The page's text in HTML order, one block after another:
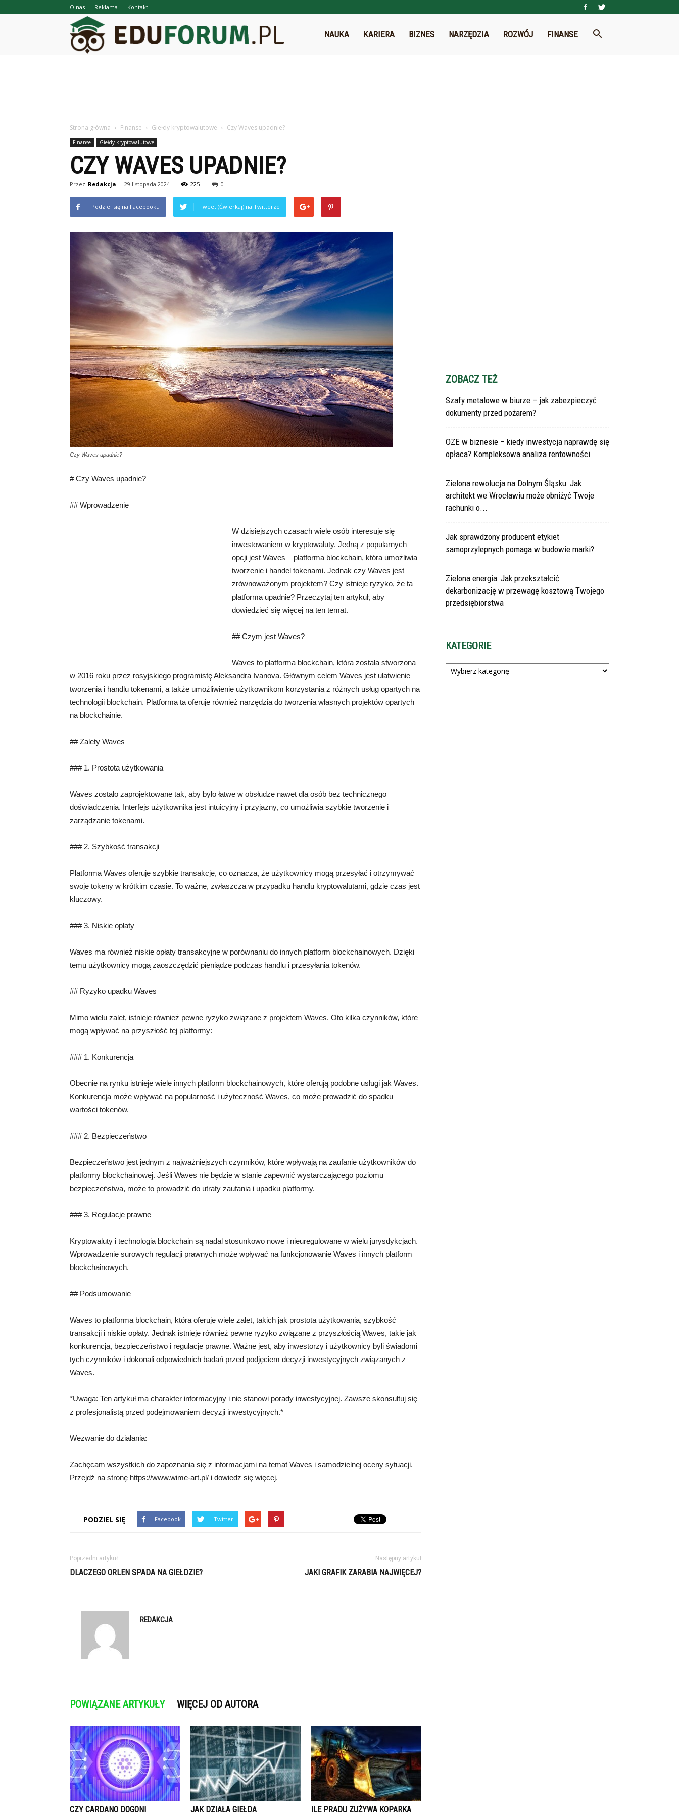
O nas Reklama Kontakt
NAUKA KARIERA BIZNES NARZĘDZIA ROZWÓJ FINANSE
Strona główna Finanse Giełdy kryptowalutowe Czy Waves upadnie?
Finanse Giełdy kryptowalutowe
CZY WAVES UPADNIE?
Przez Redakcja - 29 listopada 2024 225 0
Podziel się na Facebooku Tweet (Ćwierkaj) na Twitterze
Czy Waves upadnie?
# Czy Waves upadnie?
## Wprowadzenie
W dzisiejszych czasach wiele osób interesuje się
inwestowaniem w kryptowaluty. Jedną z popularnych
opcji jest Waves – platforma blockchain, która umożliwia
tworzenie i handel tokenami. Jednak czy Waves jest
zrównoważonym projektem? Czy istnieje ryzyko, że ta
platforma upadnie? Przeczytaj ten artykuł, aby
dowiedzieć się więcej na ten temat.
## Czym jest Waves?
Waves to platforma blockchain, która została stworzona
w 2016 roku przez rosyjskiego programistę Aleksandra Ivanova. Głównym celem Waves jest ułatwienie
tworzenia i handlu tokenami, a także umożliwienie użytkownikom korzystania z różnych usług opartych na
technologii blockchain. Platforma ta oferuje również narzędzia do tworzenia własnych projektów opartych
na blockchainie.
## Zalety Waves
### 1. Prostota użytkowania
Waves zostało zaprojektowane tak, aby było łatwe w obsłudze nawet dla osób bez technicznego
doświadczenia. Interfejs użytkownika jest intuicyjny i przyjazny, co umożliwia szybkie tworzenie i
zarządzanie tokenami.
### 2. Szybkość transakcji
Platforma Waves oferuje szybkie transakcje, co oznacza, że użytkownicy mogą przesyłać i otrzymywać
swoje tokeny w krótkim czasie. To ważne, zwłaszcza w przypadku handlu kryptowalutami, gdzie czas jest
kluczowy.
### 3. Niskie opłaty
Waves ma również niskie opłaty transakcyjne w porównaniu do innych platform blockchainowych. Dzięki
temu użytkownicy mogą zaoszczędzić pieniądze podczas handlu i przesyłania tokenów.
## Ryzyko upadku Waves
Mimo wielu zalet, istnieje również pewne ryzyko związane z projektem Waves. Oto kilka czynników, które
mogą wpływać na przyszłość tej platformy:
### 1. Konkurencja
Obecnie na rynku istnieje wiele innych platform blockchainowych, które oferują podobne usługi jak Waves.
Konkurencja może wpływać na popularność i użyteczność Waves, co może prowadzić do spadku
wartości tokenów.
### 2. Bezpieczeństwo
Bezpieczeństwo jest jednym z najważniejszych czynników, które wpływają na zaufanie użytkowników do
platformy blockchainowej. Jeśli Waves nie będzie w stanie zapewnić wystarczającego poziomu
bezpieczeństwa, może to prowadzić do utraty zaufania i upadku platformy.
### 3. Regulacje prawne
Kryptowaluty i technologia blockchain są nadal stosunkowo nowe i nieuregulowane w wielu jurysdykcjach.
Wprowadzenie surowych regulacji prawnych może wpływać na funkcjonowanie Waves i innych platform
blockchainowych.
## Podsumowanie
Waves to platforma blockchain, która oferuje wiele zalet, takich jak prostota użytkowania, szybkość
transakcji i niskie opłaty. Jednak istnieje również pewne ryzyko związane z przyszłością Waves, takie jak
konkurencja, bezpieczeństwo i regulacje prawne. Ważne jest, aby inwestorzy i użytkownicy byli świadomi
tych czynników i dokonali odpowiednich badań przed podjęciem decyzji inwestycyjnych związanych z
Waves.
*Uwaga: Ten artykuł ma charakter informacyjny i nie stanowi porady inwestycyjnej. Zawsze skonsultuj się
z profesjonalistą przed podejmowaniem decyzji inwestycyjnych.*
Wezwanie do działania:
Zachęcam wszystkich do zapoznania się z informacjami na temat Waves i samodzielnej oceny sytuacji.
Przejdź na stronę https://www.wime-art.pl/ i dowiedz się więcej.
PODZIEL SIĘ Facebook Twitter
Poprzedni artykuł
DLACZEGO ORLEN SPADA NA GIEŁDZIE?
Następny artykuł
JAKI GRAFIK ZARABIA NAJWIĘCEJ?
REDAKCJA
POWIĄZANE ARTYKUŁY WIĘCEJ OD AUTORA
CZY CARDANO DOGONI JAK DZIAŁA GIEŁDA ILE PRĄDU ZUŻYWA KOPARKA
ZOBACZ TEŻ
Szafy metalowe w biurze – jak zabezpieczyć
dokumenty przed pożarem?
OZE w biznesie – kiedy inwestycja naprawdę się
opłaca? Kompleksowa analiza rentowności
Zielona rewolucja na Dolnym Śląsku: Jak
architekt we Wrocławiu może obniżyć Twoje
rachunki o...
Jak sprawdzony producent etykiet
samoprzylepnych pomaga w budowie marki?
Zielona energia: Jak przekształcić
dekarbonizację w przewagę kosztową Twojego
przedsiębiorstwa
KATEGORIE
Kategorie